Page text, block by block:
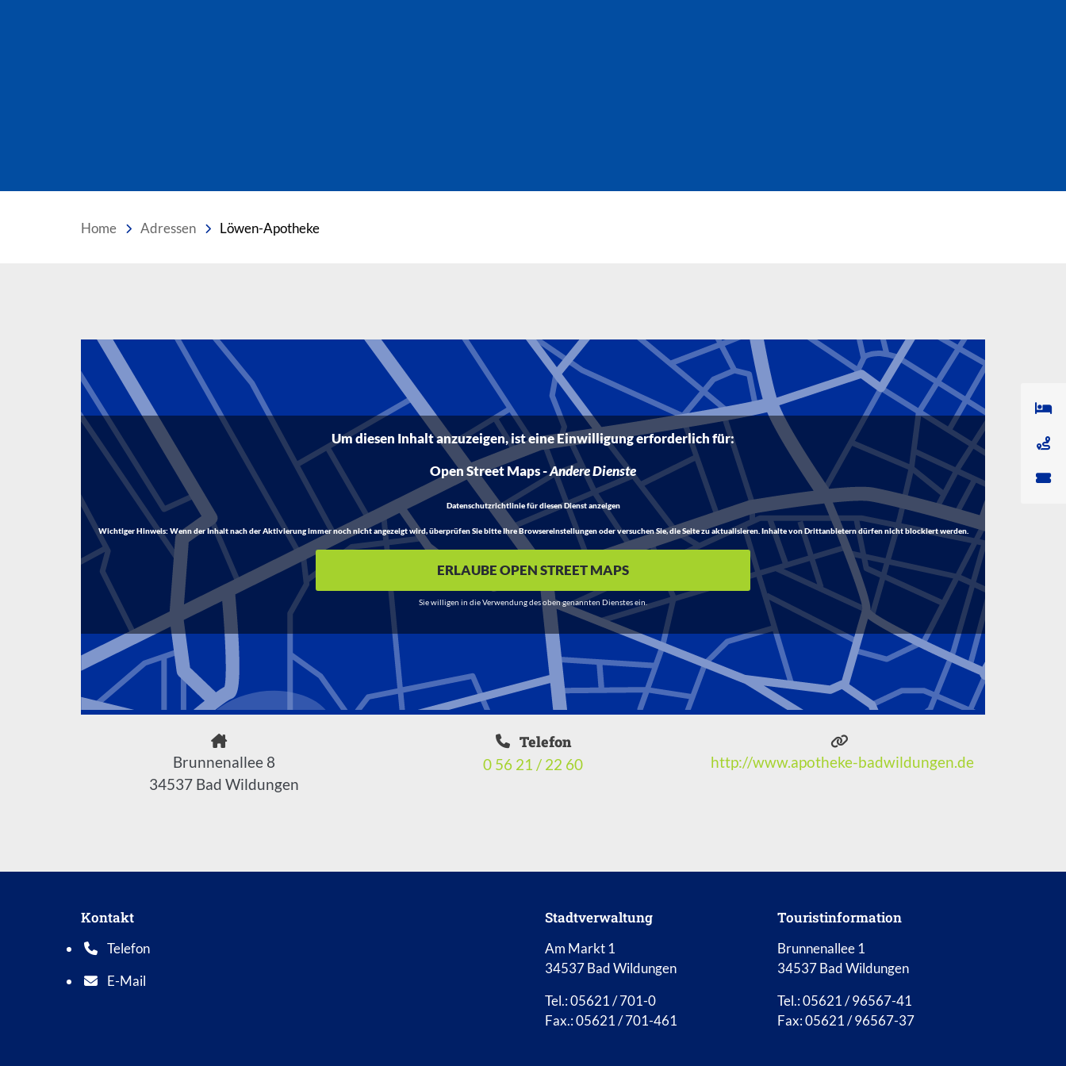
Home Adressen Löwen-Apotheke
Um diesen Inhalt anzuzeigen, ist eine Einwilligung erforderlich für:
Open Street Maps-Andere Dienste
Datenschutzrichtlinie für diesen Dienst anzeigen
Wichtiger Hinweis:Wenn der Inhalt nach der Aktivierung immer noch nicht angezeigt wird, überprüfen Sie bitte Ihre Browsereinstellungen oder versuchen Sie, die Seite zu aktualisieren. Inhalte von Drittanbietern dürfen nicht blockiert werden.
ERLAUBE OPEN STREET MAPS
Sie willigen in die Verwendung des oben genannten Dienstes ein.
Brunnenallee 8
34537 Bad Wildungen
Telefon
0 56 21 / 22 60 http://www.apotheke-badwildungen.de
Kontakt
Telefon
Telefonnummer: 0 5 6 2 1 7 0 1 0
E-Mail
E-Mail Adresse: info@bad-wildungen.de
Stadtverwaltung
Am Markt 1
34537 Bad Wildungen
Tel.: 05621 / 701-0
Fax.: 05621 / 701-461
Touristinformation
Brunnenallee 1
34537 Bad Wildungen
Tel.: 05621 / 96567-41
Fax: 05621 / 96567-37